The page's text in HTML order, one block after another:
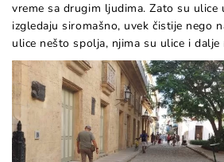
vreme sa drugim ljudima. Zato su ulice
izgledaju siromašno, uvek čistije nego
ulice nešto spolja, njima su ulice i